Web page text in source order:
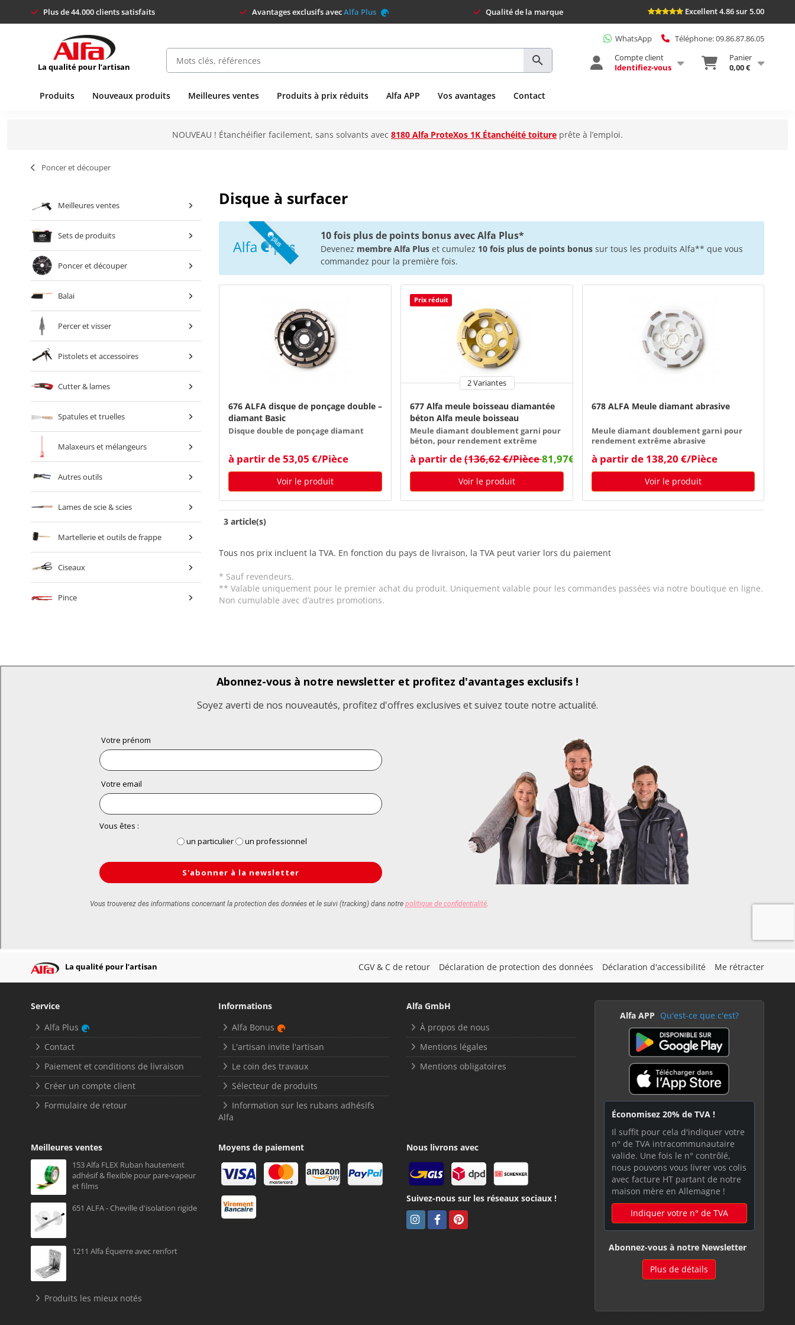
Plus de 44.000 clients satisfaits Avantages exclusifs avecAlfa Plus Qualité de la marque Excellent 4.86 sur 5.00
La qualité pour l’artisan
WhatsApp
Téléphone: 09.86.87.86.05
Compte client
Identifiez-vous
Panier
0,00 €
Produits Nouveaux produits Meilleures ventes Produits à prix réduits Alfa APP Vos avantages Contact
NOUVEAU ! Étanchéifier facilement, sans solvants avec 8180 Alfa ProteXos 1K Étanchéité toiture prête à l’emploi.
Poncer et découper
Meilleures ventes
Sets de produits
Poncer et découper
Balai
Percer et visser
Pistolets et accessoires
Cutter & lames
Spatules et truelles
Malaxeurs et mélangeurs
Autres outils
Lames de scie & scies
Martellerie et outils de frappe
Ciseaux
Pince
Disque à surfacer
10 fois plus de points bonus avec Alfa Plus*
Devenez membre Alfa Plus et cumulez 10 fois plus de points bonus sur tous les produits Alfa** que vous
commandez pour la première fois.
676 ALFA disque de ponçage double –
diamant Basic
Disque double de ponçage diamant
à partir de 53,05 €/Pièce
Voir le produit
Prix réduit
2 Variantes
677 Alfa meule boisseau diamantée
béton Alfa meule boisseau
Meule diamant doublement garni pour
béton, pour rendement extrême
à partir de(136,62 €/Pièce81,97€/Pièce
Voir le produit
678 ALFA Meule diamant abrasive
Meule diamant doublement garni pour
rendement extrême abrasive
à partir de 138,20 €/Pièce
Voir le produit
3 article(s)
Tous nos prix incluent la TVA. En fonction du pays de livraison, la TVA peut varier lors du paiement
* Sauf revendeurs.
** Valable uniquement pour le premier achat du produit. Uniquement valable pour les commandes passées via notre boutique en ligne.
Non cumulable avec d’autres promotions.
La qualité pour l’artisan CGV & C de retour Déclaration de protection des données Déclaration d'accessibilité Me rétracter
Service
Alfa Plus
Contact
Paiement et conditions de livraison
Créer un compte client
Formulaire de retour
Informations
Alfa Bonus
L'artisan invite l'artisan
Le coin des travaux
Sélecteur de produits
Information sur les rubans adhésifs
Alfa
Alfa GmbH
À propos de nous
Mentions légales
Mentions obligatoires
Meilleures ventes
153 Alfa FLEX Ruban hautement
adhésif & flexible pour pare-vapeur
et films
651 ALFA - Cheville d'isolation rigide
1211 Alfa Équerre avec renfort
Produits les mieux notés
Moyens de paiement Nous livrons avec
Suivez-nous sur les réseaux sociaux !
Alfa APP Qu'est-ce que c'est?
Économisez 20% de TVA !
Il suffit pour cela d'indiquer votre
n° de TVA intracommunautaire
valide. Une fois le n° contrôlé,
nous pouvons vous livrer vos colis
avec facture HT partant de notre
maison mère en Allemagne !
Indiquer votre n° de TVA
Abonnez-vous à notre Newsletter
Plus de détails